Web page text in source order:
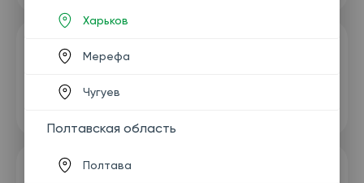
Харьков
Мерефа
Чугуев
Полтавская область
Полтава